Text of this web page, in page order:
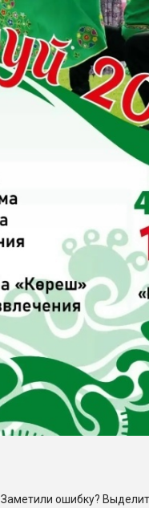
Заметили ошибку?